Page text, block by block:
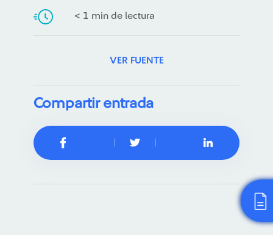
< 1 min de lectura
VER FUENTE
Compartir entrada